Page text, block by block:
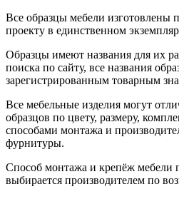
Все образцы мебели изготовлены
проекту в единственном
Образцы имеют названия для их
поиска по сайту, все названия
зарегистрированным товарным
Все мебельные изделия могут
образцов по цвету, размеру,
способами монтажа и
фурнитуры.
Способ монтажа и крепёж мебели
выбирается производителем по